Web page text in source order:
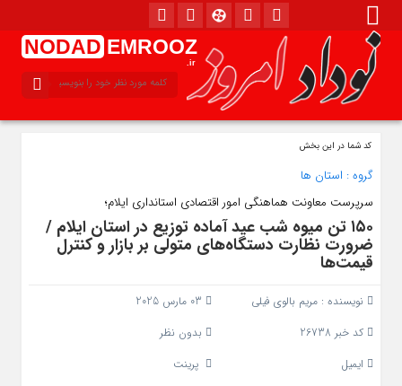
NODAD EMROOZ
.ir
کد شما در این بخش
گروه : استان ها
سرپرست معاونت هماهنگی امور اقتصادی استانداری ایلام؛
۱۵۰ تن میوه شب عید آماده توزیع در استان ایلام /
ضرورت نظارت دستگاه‌های متولی بر بازار و کنترل
قیمت‌ها
نویسنده : مریم بالوی فیلی
کد خبر 26738
بدون نظر
ایمیل
پرینت